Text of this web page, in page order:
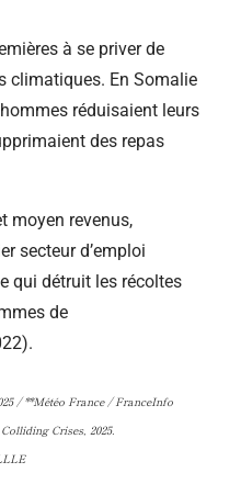
à se priver de
climatiques. En Somalie
réduisaient leurs
des repas
moyen revenus,
secteur d’emploi
qui détruit les récoltes
de
/ **Météo France / FranceInfo
Crises, 2025.